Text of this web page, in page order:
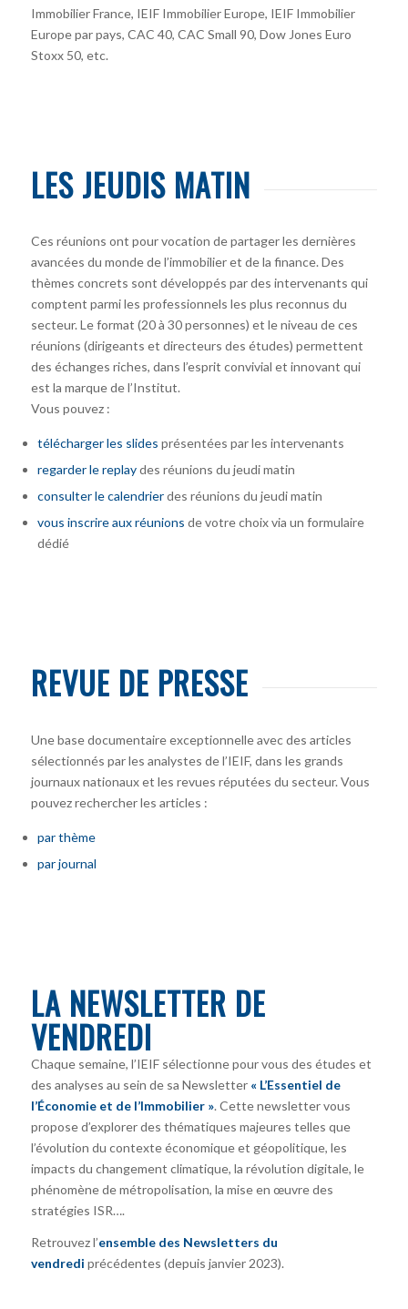
Immobilier France, IEIF Immobilier Europe, IEIF Immobilier
Europe par pays, CAC 40, CAC Small 90, Dow Jones Euro
Stoxx 50, etc.
LES JEUDIS MATIN
Ces réunions ont pour vocation de partager les dernières
avancées du monde de l’immobilier et de la finance. Des
thèmes concrets sont développés par des intervenants qui
comptent parmi les professionnels les plus reconnus du
secteur. Le format (20 à 30 personnes) et le niveau de ces
réunions (dirigeants et directeurs des études) permettent
des échanges riches, dans l’esprit convivial et innovant qui
est la marque de l’Institut.
Vous pouvez :
télécharger les slides présentées par les intervenants
regarder le replaydes réunions du jeudi matin
consulter le calendrierdes réunions du jeudi matin
vous inscrire aux réunions de votre choix via un formulaire
dédié
REVUE DE PRESSE
Une base documentaire exceptionnelle avec des articles
sélectionnés par les analystes de l’IEIF, dans les grands
journaux nationaux et les revues réputées du secteur. Vous
pouvez rechercher les articles :
par thème
par journal
LA NEWSLETTER DE
VENDREDI
Chaque semaine, l’IEIF sélectionne pour vous des études et
des analyses au sein de sa Newsletter « L’Essentiel de
l’Économie et de l’Immobilier ». Cette newsletter vous
propose d’explorer des thématiques majeures telles que
l’évolution du contexte économique et géopolitique, les
impacts du changement climatique, la révolution digitale, le
phénomène de métropolisation, la mise en œuvre des
stratégies ISR….
Retrouvez l’ensemble des Newsletters du
vendredi précédentes (depuis janvier 2023).